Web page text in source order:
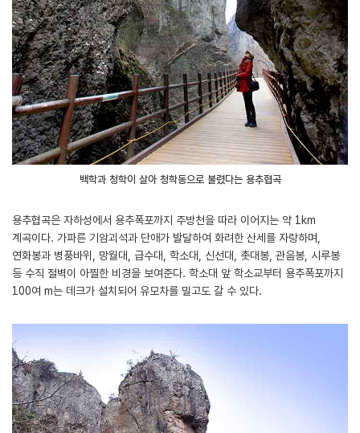
백학과 청학이 살아 청학동으로 불렸다는 용추협곡
용추협곡은 자하성에서 용추폭포까지 주방천을 따라 이어지는 약 1km
계곡이다. 가파른 기암괴석과 단애가 발달하여 화려한 산세를 자랑하며,
연화봉과 병풍바위, 망월대, 급수대, 학소대, 신선대, 촛대봉, 관음봉, 시루봉
등 수직 절벽이 아찔한 비경을 보여준다. 학소대 앞 학소교부터 용추폭포까지
100여 m는 데크가 설치되어 유모차를 밀고도 갈 수 있다.